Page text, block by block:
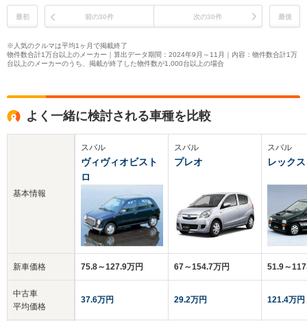
最初 前の30件 次の30件 最後
※人気のクルマは平均1ヶ月で掲載終了
物件数合計1万台以上のメーカー｜算出データ期間：2024年9月～11月｜内容：物件数合計1万
台以上のメーカーのうち、掲載が終了した物件数が1,000台以上の場合
よく一緒に検討される車種を比較
基本情報
新車価格
中古車
平均価格
スバル
ヴィヴィオビスト
ロ
75.8～127.9万円
37.6万円
スバル
プレオ
67～154.7万円
29.2万円
スバル
レック
51.9～
121.4万円